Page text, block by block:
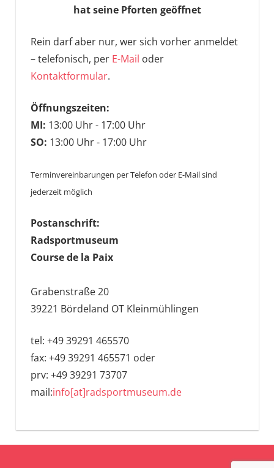
hat seine Pforten geöffnet
Rein darf aber nur, wer sich vorher anmeldet
– telefonisch, per E-Mail oder
Kontaktformular.
Öffnungszeiten:
MI: 13:00 Uhr - 17:00 Uhr
SO: 13:00 Uhr - 17:00 Uhr
Terminvereinbarungen per Telefon oder E-Mail sind
jederzeit möglich
Postanschrift:
Radsportmuseum
Course de la Paix
Grabenstraße 20
39221 Bördeland OT Kleinmühlingen
tel: +49 39291 465570
fax: +49 39291 465571 oder
prv: +49 39291 73707
mail:info[at]radsportmuseum.de